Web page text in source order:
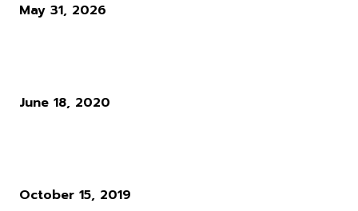
May 31, 2026
June 18, 2020
October 15, 2019